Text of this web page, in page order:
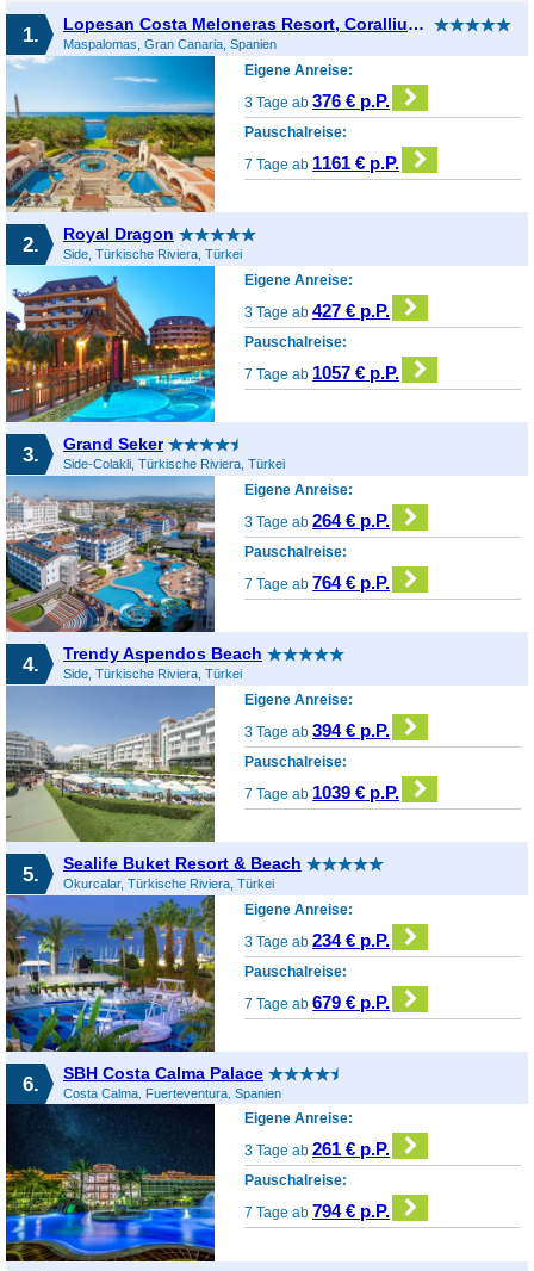
1. Lopesan Costa Meloneras Resort, Corallium Spa & Casino
Maspalomas, Gran Canaria, Spanien
Eigene Anreise:
3 Tage ab376 € p.P.
Pauschalreise:
7 Tage ab 1161 € p.P.
2. Royal Dragon
Side, Türkische Riviera, Türkei
Eigene Anreise:
3 Tage ab427 € p.P.
Pauschalreise:
7 Tage ab 1057 € p.P.
3. Grand Seker
Side-Colakli, Türkische Riviera, Türkei
Eigene Anreise:
3 Tage ab264 € p.P.
Pauschalreise:
7 Tage ab764 € p.P.
4. Trendy Aspendos Beach
Side, Türkische Riviera, Türkei
Eigene Anreise:
3 Tage ab394 € p.P.
Pauschalreise:
7 Tage ab 1039 € p.P.
5. Sealife Buket Resort & Beach
Okurcalar, Türkische Riviera, Türkei
Eigene Anreise:
3 Tage ab234 € p.P.
Pauschalreise:
7 Tage ab679 € p.P.
6. SBH Costa Calma Palace
Costa Calma, Fuerteventura, Spanien
Eigene Anreise:
3 Tage ab261 € p.P.
Pauschalreise:
7 Tage ab 794 € p.P.